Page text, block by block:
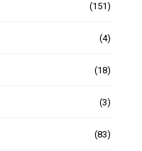
(151)
(4)
(18)
(3)
(83)